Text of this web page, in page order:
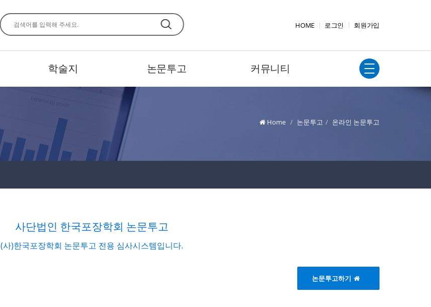
HOME 로그인 회원가입
학술지 논문투고 커뮤니티
Home 논문투고 온라인 논문투고
사단법인 한국포장학회 논문투고
(사)한국포장학회 논문투고 전용 심사시스템입니다.
논문투고하기